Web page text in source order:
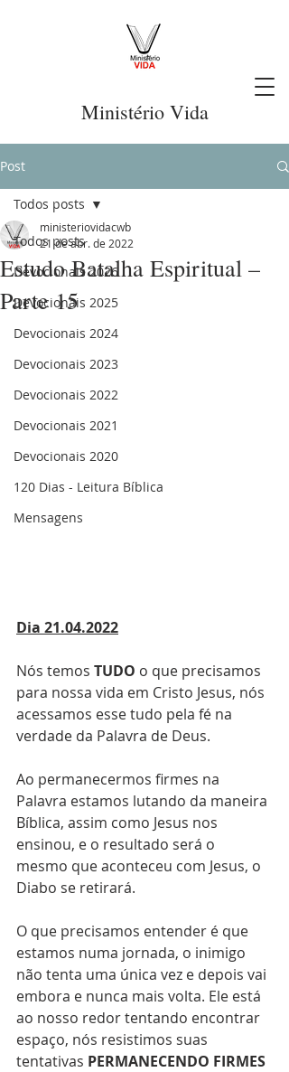
Ministério Vida
Post
Todos posts
Devocionais 2026
Devocionais 2025
Devocionais 2024
Devocionais 2023
Devocionais 2022
Devocionais 2021
Devocionais 2020
120 Dias - Leitura Bíblica
Mensagens
Todos posts
Estudo Batalha Espiritual –
Parte 15
ministeriovidacwb
21 de abr. de 2022
Dia 21.04.2022
Nós temos TUDO o que precisamos
para nossa vida em Cristo Jesus, nós
acessamos esse tudo pela fé na
verdade da Palavra de Deus.
Ao permanecermos firmes na
Palavra estamos lutando da maneira
Bíblica, assim como Jesus nos
ensinou, e o resultado será o
mesmo que aconteceu com Jesus, o
Diabo se retirará.
O que precisamos entender é que
estamos numa jornada, o inimigo
não tenta uma única vez e depois vai
embora e nunca mais volta. Ele está
ao nosso redor tentando encontrar
espaço, nós resistimos suas
tentativas PERMANECENDO FIRMES